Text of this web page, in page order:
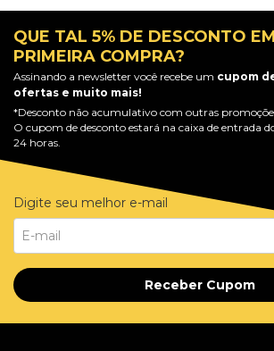
QUE TAL 5% DE DESCONTO
PRIMEIRA COMPRA?
Assinando a newsletter você recebe um cupom
ofertas e muito mais!
*Desconto não acumulativo com outras
O cupom de desconto estará na caixa de entrada
24 horas.
Digite seu melhor e-mail
Receber Cupom